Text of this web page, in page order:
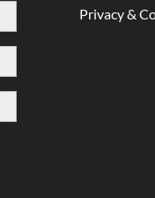
Privacy &